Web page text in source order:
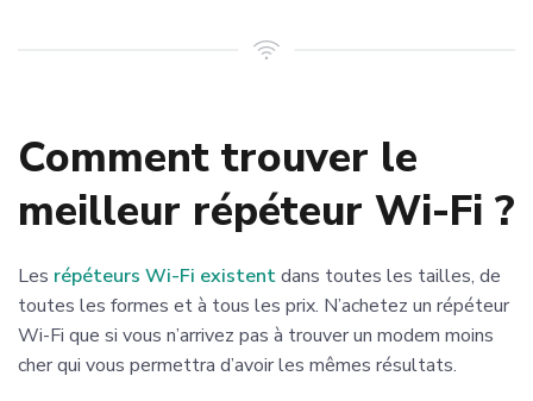
Comment trouver le
meilleur répéteur Wi-Fi ?
Les répéteurs Wi-Fi existentdans toutes les tailles, de
toutes les formes et à tous les prix. N’achetez un répéteur
Wi-Fi que si vous n’arrivez pas à trouver un modem moins
cher qui vous permettra d’avoir les mêmes résultats.